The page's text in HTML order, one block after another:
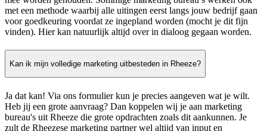
met een methode waarbij alle uitingen eerst langs jouw bedrijf gaan
voor goedkeuring voordat ze ingepland worden (mocht je dit fijn
vinden). Hier kan natuurlijk altijd over in dialoog gegaan worden.
Kan ik mijn volledige marketing uitbesteden in Rheeze?
Ja dat kan! Via ons formulier kun je precies aangeven wat je wilt.
Heb jij een grote aanvraag? Dan koppelen wij je aan marketing
bureau's uit Rheeze die grote opdrachten zoals dit aankunnen. Je
zult de Rheezese marketing partner wel altijd van input en